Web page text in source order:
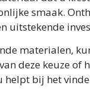
smaak.
uitstekende
materialen,
deze keuze of
bij het